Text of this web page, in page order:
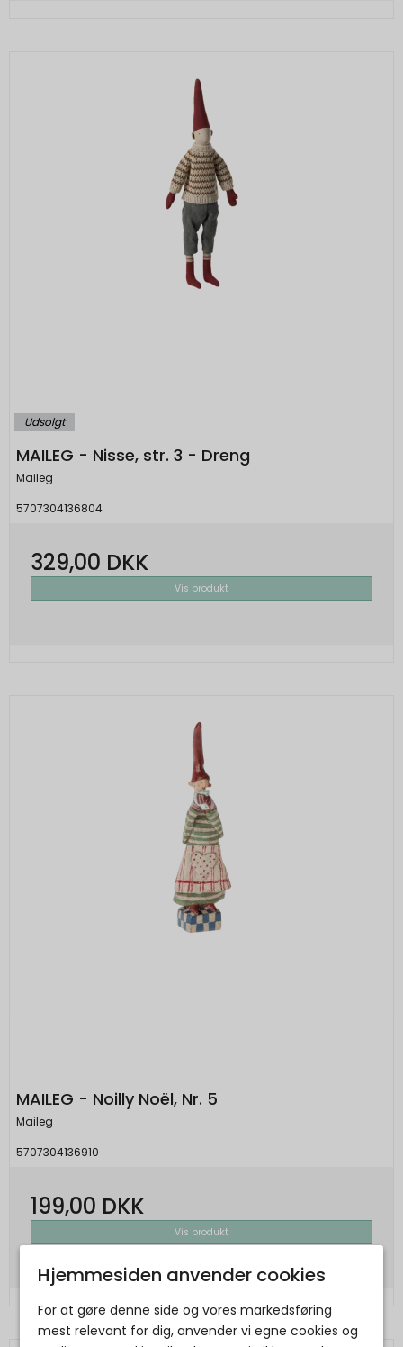
Udsolgt
MAILEG - Nisse, str. 3 - Dreng
Maileg
5707304136804
329,00 DKK
Vis produkt
MAILEG - Noilly Noël, Nr. 5
Maileg
5707304136910
199,00 DKK
Vis produkt
Hjemmesiden anvender cookies
For at gøre denne side og vores markedsføring
mest relevant for dig, anvender vi egne cookies og